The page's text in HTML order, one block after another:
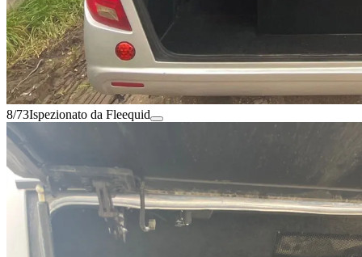
8/73Ispezionato da Fleequid